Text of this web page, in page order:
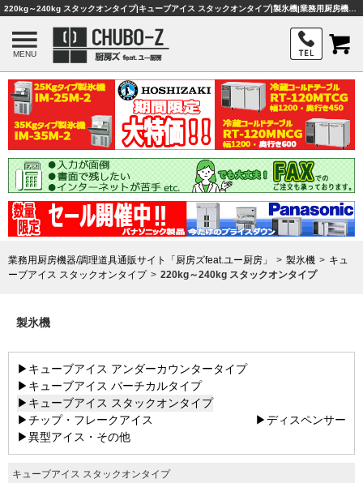
MENU
業務用厨房機器/調理道具通販サイト「厨房ズfeat.ユー厨房」 製氷機
キュ
ーブアイス スタックオンタイプ
220kg～240kg スタックオンタイプ
製氷機
▶キューブアイス アンダーカウンタータイプ
▶キューブアイス バーチカルタイプ
▶キューブアイス スタックオンタイプ
▶チップ・フレークアイス
▶ディスペンサー
▶異型アイス・その他
キューブアイス スタックオンタイプ